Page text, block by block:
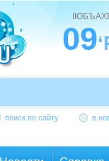
09
поиск по сайту в